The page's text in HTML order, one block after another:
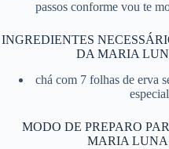
passos conforme vou te
INGREDIENTES
DA MARIA
chá com 7 folhas de erva
MODO DE PREPARO
MARIA